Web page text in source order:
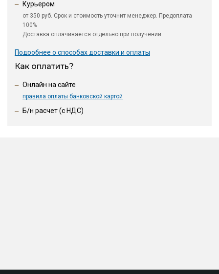
Курьером
от 350 руб. Срок и стоимость уточнит менеджер. Предоплата
100%
Доставка оплачивается отдельно при получении
Подробнее о способах доставки и оплаты
Как оплатить?
Онлайн на сайте
правила оплаты банковской картой
Б/н расчет (c НДС)